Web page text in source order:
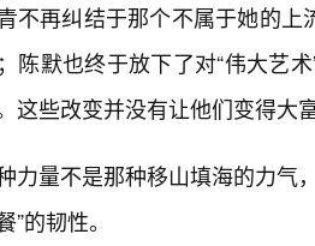
不再纠结于那个不属于她的
陈默也终于放下了对“伟大艺
这些改变并没有让他们变得大
力量不是那种移山填海的力气
”的韧性。